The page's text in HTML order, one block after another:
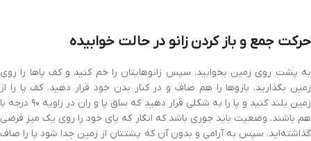
حرکت جمع و باز کردن زانو در حالت خوابیده
به پشت روی زمین بخوابید. سپس زانوهایتان را خم کنید و کف پاها را روی
زمین بگذارید. بازوها را هم صاف و در کنار بدن خود قرار دهید. کف پا را از
زمین بلند کنید و پا را به شکلی قرار دهید که ساق پا و ران در زاویه ۹۰ درجه با
هم باشند. وضعیت باید جوری باشد که انگار که پای خود را روی یک میز فرضی
گذاشته‌اید. سپس به آرامی و بدون آن که پشتتان از زمین جدا شود پا را صاف